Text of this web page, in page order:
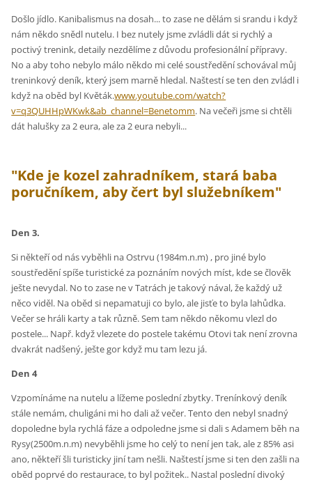
Došlo jídlo. Kanibalismus na dosah... to zase ne dělám si srandu i když
nám někdo snědl nutelu. I bez nutely jsme zvládli dát si rychlý a
poctivý trenink, detaily nezdělíme z důvodu profesionální přípravy.
No a aby toho nebylo málo někdo mi celé soustředění schovával můj
treninkový deník, který jsem marně hledal. Naštestí se ten den zvládl i
když na oběd byl Květák.www.youtube.com/watch?
v=q3QUHHpWKwk&ab_channel=Benetomm. Na večeři jsme si chtěli
dát halušky za 2 eura, ale za 2 eura nebyli...
"Kde je kozel zahradníkem, stará baba
poručníkem, aby čert byl služebníkem"
Den 3.
Si někteří od nás vyběhli na Ostrvu (1984m.n.m) , pro jiné bylo
soustředění spíše turistické za poznáním nových míst, kde se člověk
ješte nevydal. No to zase ne v Tatrách je takový nával, že každý už
něco viděl. Na oběd si nepamatuji co bylo, ale jisťe to byla lahůdka.
Večer se hráli karty a tak různě. Sem tam někdo někomu vlezl do
postele... Např. když vlezete do postele takému Otovi tak není zrovna
dvakrát nadšený, ješte gor když mu tam lezu já.
Den 4
Vzpomínáme na nutelu a lížeme poslední zbytky. Trenínkový deník
stále nemám, chuligáni mi ho dali až večer. Tento den nebyl snadný
dopoledne byla rychlá fáze a odpoledne jsme si dali s Adamem běh na
Rysy(2500m.n.m) nevyběhli jsme ho celý to není jen tak, ale z 85% asi
ano, někteří šli turisticky jiní tam nešli. Naštestí jsme si ten den zašli na
oběd poprvé do restaurace, to byl požitek.. Nastal poslední divoký